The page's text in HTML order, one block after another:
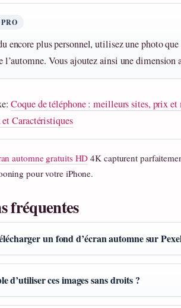
encore plus personnel, utilisez une photo que
l’automne. Vous ajoutez ainsi une dimension
Coque de téléphone : meilleurs sites, prix et
Caractéristiques
automne gratuits HD4K capturent
pour votre iPhone.
fréquentes
un fond d’écran automne sur
d’utiliser ces images sans droits ?